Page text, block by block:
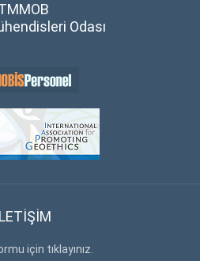
Odası
için tıklayınız.